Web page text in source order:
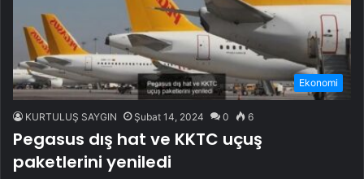
Ekonomi
KURTULUŞ SAYGIN Şubat 14, 2024 0 6
Pegasus dış hat ve KKTC uçuş
paketlerini yeniledi